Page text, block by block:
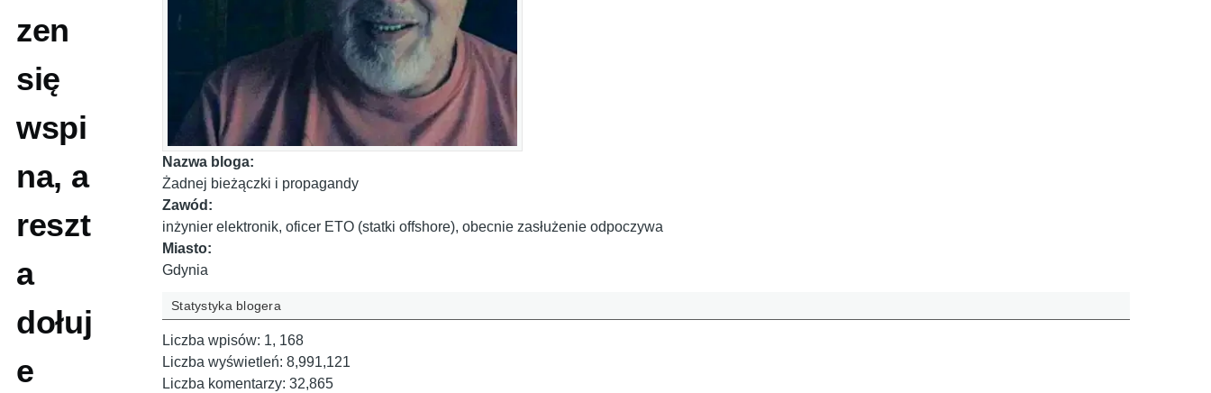
zen
się
wspi
na, a
reszt
a
dołuj
e
Nazwa bloga:
Żadnej bieżączki i propagandy
Zawód:
inżynier elektronik, oficer ETO (statki offshore), obecnie zasłużenie odpoczywa
Miasto:
Gdynia
Statystyka blogera
Liczba wpisów: 1, 168
Liczba wyświetleń: 8,991,121
Liczba komentarzy: 32,865